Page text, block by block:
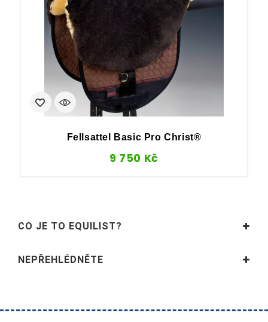
Fellsattel Basic Pro Christ®
9 750 Kč
CO JE TO EQUILIST?
NEPŘEHLÉDNĚTE